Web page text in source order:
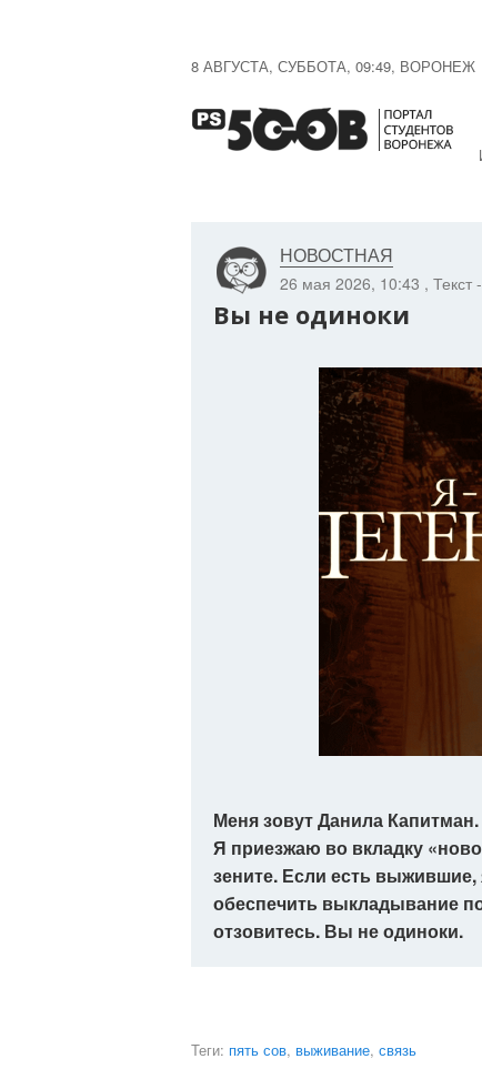
8 АВГУСТА, СУББОТА, 09:49, ВОРОНЕЖ
26 мая 2026, 10:43 , Текст
НОВОСТНАЯ
Вы не одиноки
Меня зовут Данила
Я приезжаю во вкладку
зените. Если есть
обеспечить выкладывание
отзовитесь. Вы не одиноки.
Теги: пять сов, выживание, связь